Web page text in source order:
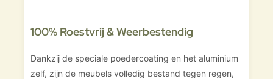
100% Roestvrij & Weerbestendig
Dankzij de speciale poedercoating en het aluminium
zelf, zijn de meubels volledig bestand tegen regen,